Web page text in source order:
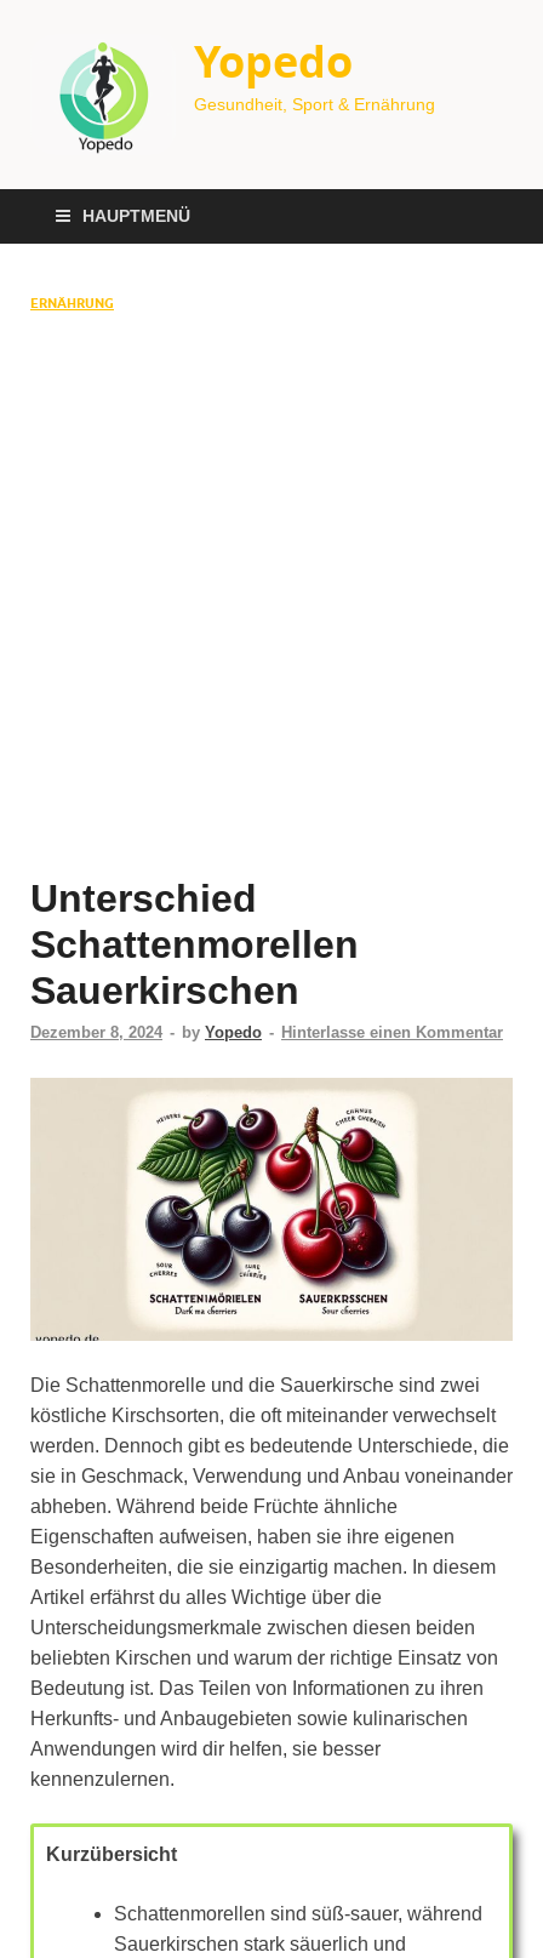
Yopedo
Gesundheit, Sport & Ernährung
HAUPTMENÜ
ERNÄHRUNG
Unterschied
Schattenmorellen
Sauerkirschen
Dezember 8, 2024 - by Yopedo - Hinterlasse einen Kommentar
Die Schattenmorelle und die Sauerkirsche sind zwei
köstliche Kirschsorten, die oft miteinander verwechselt
werden. Dennoch gibt es bedeutende Unterschiede, die
sie in Geschmack, Verwendung und Anbau voneinander
abheben. Während beide Früchte ähnliche
Eigenschaften aufweisen, haben sie ihre eigenen
Besonderheiten, die sie einzigartig machen. In diesem
Artikel erfährst du alles Wichtige über die
Unterscheidungsmerkmale zwischen diesen beiden
beliebten Kirschen und warum der richtige Einsatz von
Bedeutung ist. Das Teilen von Informationen zu ihren
Herkunfts- und Anbaugebieten sowie kulinarischen
Anwendungen wird dir helfen, sie besser
kennenzulernen.
Kurzübersicht
Schattenmorellen sind süß-sauer, während
Sauerkirschen stark säuerlich und